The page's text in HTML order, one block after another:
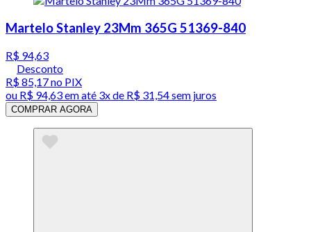
Martelo Stanley 23Mm 365G 51369-840
R$ 94,63
Desconto
R$ 85,17no PIX
ou R$ 94,63em até 3x de R$ 31,54 sem juros
COMPRAR AGORA